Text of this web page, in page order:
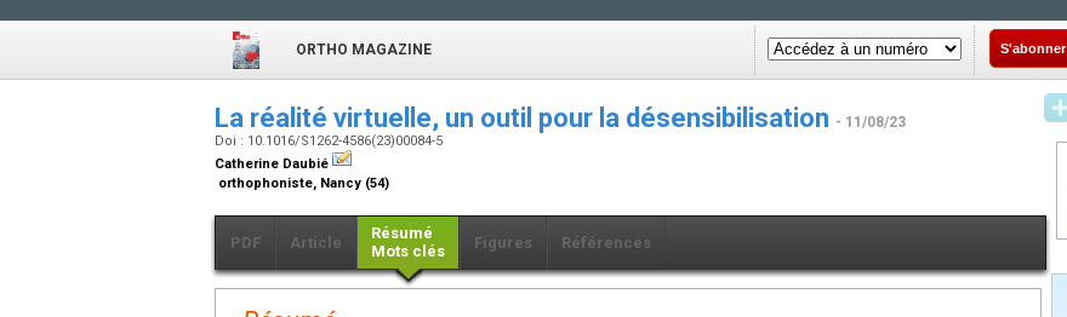
ORTHO MAGAZINE S'abonner
La réalité virtuelle, un outil pour la désensibilisation - 11/08/23
Doi : 10.1016/S1262-4586(23)00084-5
Catherine Daubié
orthophoniste, Nancy (54)
PDF Article
Résumé
Mots clés
Figures Références